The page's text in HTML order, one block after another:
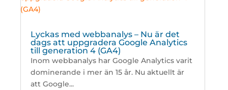
Lyckas med webbanalys – Nu är det
dags att uppgradera Google Analytics
till generation 4 (GA4)
Inom webbanalys har Google Analytics varit
dominerande i mer än 15 år. Nu aktuellt är
att Google...